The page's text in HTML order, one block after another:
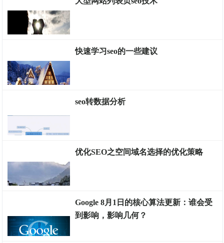
优化分享
优化分享
快速学习seo的一些建议
seo转数据分析
优化分享
优化SEO之空间域名选择的优化策略
Google 8月1日的核心算法更新：谁会受
到影响，影响几何？